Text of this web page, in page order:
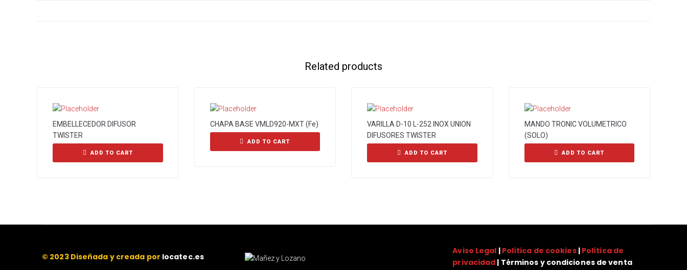
Related products
EMBELLECEDOR DIFUSOR
TWISTER
ADD TO CART
CHAPA BASE VMLD920-MXT (Fe)
ADD TO CART
VARILLA D-10 L-252 INOX UNION
DIFUSORES TWISTER
ADD TO CART
MANDO TRONIC VOLUMETRICO
(SOLO)
ADD TO CART
© 2023 Diseñada y creada por locatec.es
Aviso Legal | Política de cookies| Política de
privacidad | Términos y condiciones de venta